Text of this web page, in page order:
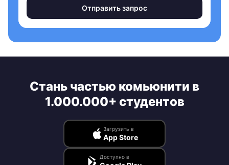
Отправить запрос
Стань частью комьюнити в
1.000.000+ студентов
Загрузить в
App Store
Доступно в